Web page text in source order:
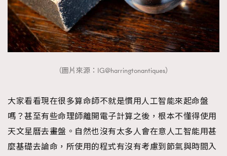
（圖片來源：IG@harringtonantiques）
大家看看現在很多算命師不就是慣用人工智能來起命盤
嗎？甚至有些命理師離開電子計算之後，根本不懂得使用
天文星曆去畫盤。自然也沒有太多人會在意人工智能用甚
麼基礎去論命，所使用的程式有沒有考慮到節氣與時間入